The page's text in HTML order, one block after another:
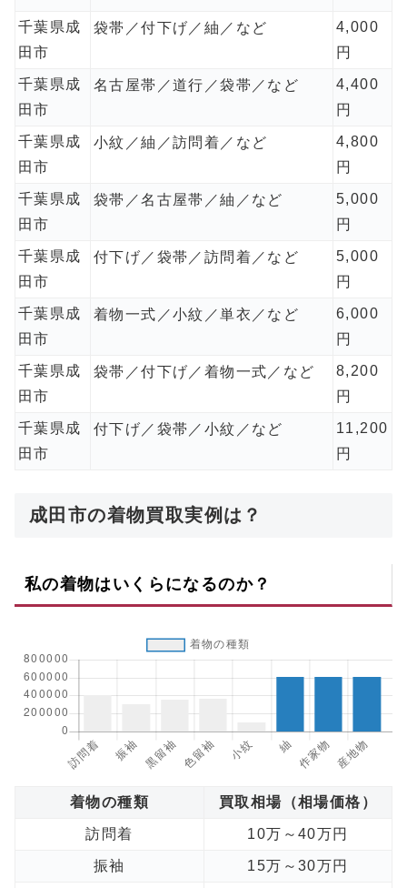
千葉県成
田市
袋帯／付下げ／紬／など
4,000
円
千葉県成
田市
名古屋帯／道行／袋帯／など
4,400
円
千葉県成
田市
小紋／紬／訪問着／など
4,800
円
千葉県成
田市
袋帯／名古屋帯／紬／など
5,000
円
千葉県成
田市
付下げ／袋帯／訪問着／など
5,000
円
千葉県成
田市
着物一式／小紋／単衣／など
6,000
円
千葉県成
田市
袋帯／付下げ／着物一式／など
8,200
円
千葉県成
田市
付下げ／袋帯／小紋／など
11,200
円
成田市の着物買取実例は？
私の着物はいくらになるのか？
着物の種類 買取相場（相場価格）
訪問着 10万～40万円
振袖 15万～30万円